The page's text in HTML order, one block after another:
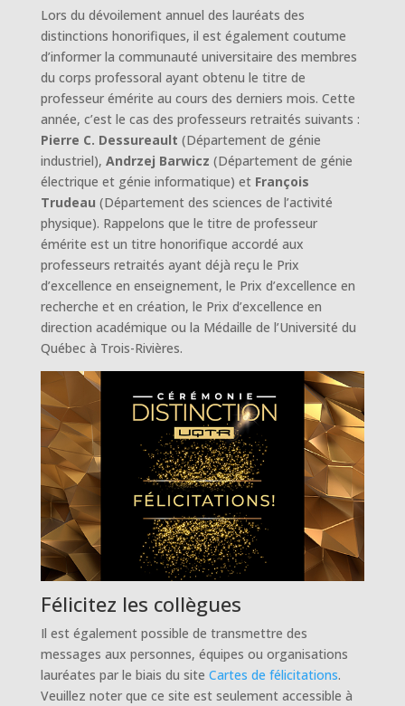
Lors du dévoilement annuel des lauréats des
distinctions honorifiques, il est également coutume
d’informer la communauté universitaire des membres
du corps professoral ayant obtenu le titre de
professeur émérite au cours des derniers mois. Cette
année, c’est le cas des professeurs retraités suivants :
Pierre C. Dessureault (Département de génie
industriel), Andrzej Barwicz (Département de génie
électrique et génie informatique) et François
Trudeau (Département des sciences de l’activité
physique). Rappelons que le titre de professeur
émérite est un titre honorifique accordé aux
professeurs retraités ayant déjà reçu le Prix
d’excellence en enseignement, le Prix d’excellence en
recherche et en création, le Prix d’excellence en
direction académique ou la Médaille de l’Université du
Québec à Trois-Rivières.
Félicitez les collègues
Il est également possible de transmettre des
messages aux personnes, équipes ou organisations
lauréates par le biais du site Cartes de félicitations.
Veuillez noter que ce site est seulement accessible à